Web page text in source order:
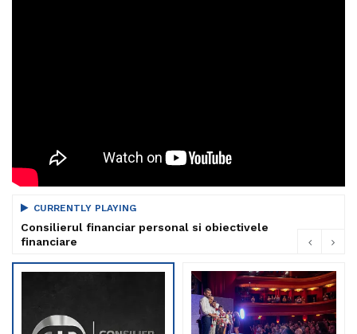
CURRENTLY PLAYING
Consilierul financiar personal si obiectivele
financiare